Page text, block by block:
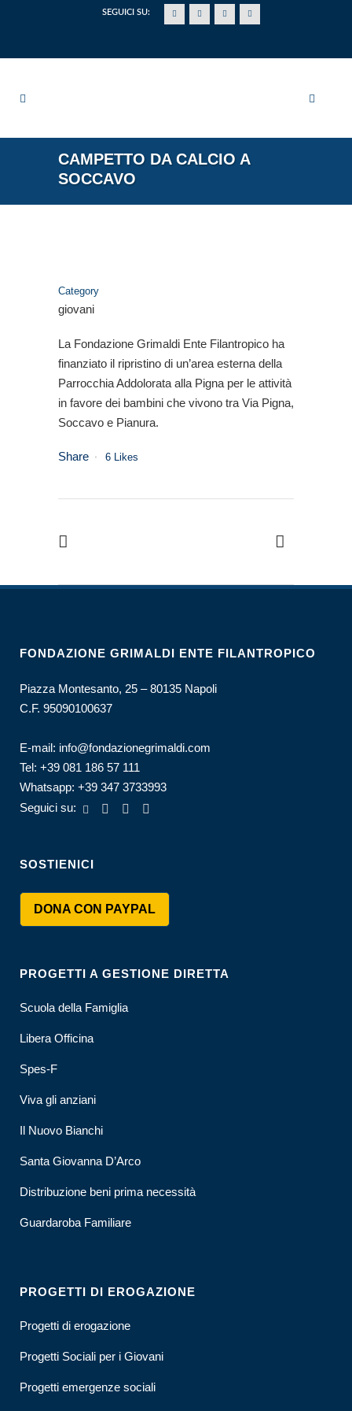
SEGUICI SU:
CAMPETTO DA CALCIO A
SOCCAVO
Category
giovani
La Fondazione Grimaldi Ente Filantropico ha
finanziato il ripristino di un’area esterna della
Parrocchia Addolorata alla Pigna per le attività
in favore dei bambini che vivono tra Via Pigna,
Soccavo e Pianura.
Share 6 Likes
FONDAZIONE GRIMALDI ENTE FILANTROPICO
Piazza Montesanto, 25 – 80135 Napoli
C.F. 95090100637
E-mail: info@fondazionegrimaldi.com
Tel: +39 081 186 57 111
Whatsapp: +39 347 3733993
Seguici su:
SOSTIENICI
DONA CON PAYPAL
PROGETTI A GESTIONE DIRETTA
Scuola della Famiglia
Libera Officina
Spes-F
Viva gli anziani
Il Nuovo Bianchi
Santa Giovanna D’Arco
Distribuzione beni prima necessità
Guardaroba Familiare
PROGETTI DI EROGAZIONE
Progetti di erogazione
Progetti Sociali per i Giovani
Progetti emergenze sociali